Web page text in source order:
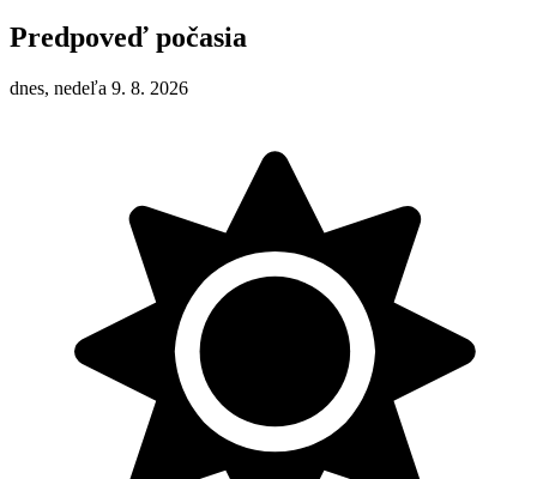
Predpoveď počasia
dnes, nedeľa 9. 8. 2026